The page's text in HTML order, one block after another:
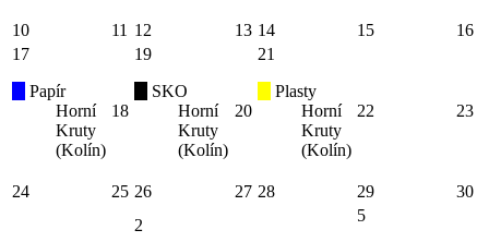
10 11 12 13 14 15
16
17
Papír
Horní
Kruty
(Kolín)
18
19
SKO
Horní
Kruty
(Kolín)
20
21
Plasty
Horní
Kruty
(Kolín)
22 23
24 25 26 27 28 29 30
2
5